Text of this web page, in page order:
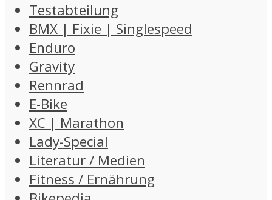
Testabteilung
BMX | Fixie | Singlespeed
Enduro
Gravity
Rennrad
E-Bike
XC | Marathon
Lady-Special
Literatur / Medien
Fitness / Ernährung